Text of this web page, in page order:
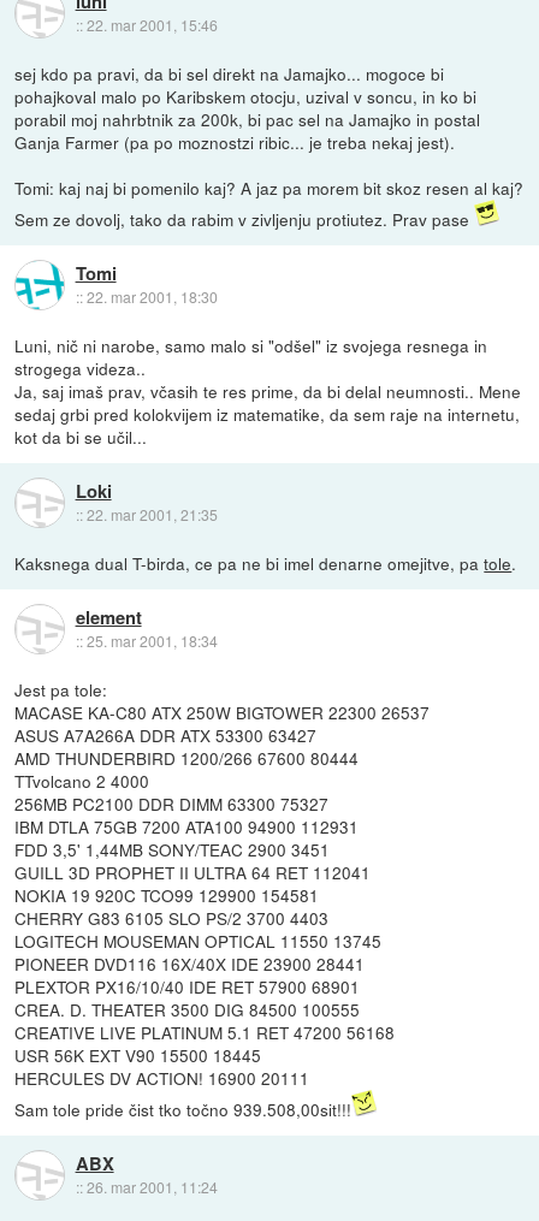
::22. mar 2001, 15:46
sej kdo pa pravi, da bi sel direkt na Jamajko... mogoce bi
pohajkoval malo po Karibskem otocju, uzival v soncu, in ko bi
porabil moj nahrbtnik za 200k, bi pac sel na Jamajko in postal
Ganja Farmer (pa po moznostzi ribic... je treba nekaj jest).
Tomi: kaj naj bi pomenilo kaj? A jaz pa morem bit skoz resen al kaj?
Sem ze dovolj, tako da rabim v zivljenju protiutez. Prav pase
Tomi
::22. mar 2001, 18:30
Luni, nič ni narobe, samo malo si "odšel" iz svojega resnega in
strogega videza..
Ja, saj imaš prav, včasih te res prime, da bi delal neumnosti.. Mene
sedaj grbi pred kolokvijem iz matematike, da sem raje na internetu,
kot da bi se učil...
Loki
::22. mar 2001, 21:35
Kaksnega dual T-birda, ce pa ne bi imel denarne omejitve, patole.
element
::25. mar 2001, 18:34
Jest pa tole:
MACASE KA-C80 ATX 250W BIGTOWER 22300 26537
ASUS A7A266A DDR ATX 53300 63427
AMD THUNDERBIRD 1200/266 67600 80444
TTvolcano 2 4000
256MB PC2100 DDR DIMM 63300 75327
IBM DTLA 75GB 7200 ATA100 94900 112931
FDD 3,5' 1,44MB SONY/TEAC 2900 3451
GUILL 3D PROPHET II ULTRA 64 RET 112041
NOKIA 19 920C TCO99 129900 154581
CHERRY G83 6105 SLO PS/2 3700 4403
LOGITECH MOUSEMAN OPTICAL 11550 13745
PIONEER DVD116 16X/40X IDE 23900 28441
PLEXTOR PX16/10/40 IDE RET 57900 68901
CREA. D. THEATER 3500 DIG 84500 100555
CREATIVE LIVE PLATINUM 5.1 RET 47200 56168
USR 56K EXT V90 15500 18445
HERCULES DV ACTION! 16900 20111
Sam tole pride čist tko točno 939.508,00sit!!!
ABX
::26. mar 2001, 11:24